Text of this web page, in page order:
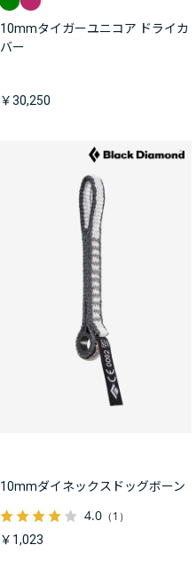
10mmタイガーユニコア ドライカ
バー
￥30,250
10mmダイネックスドッグボーン
4.0（1）
￥1,023